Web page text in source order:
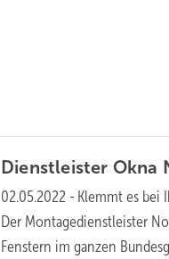
Dienstleister Okna
02.05.2022 - Klemmt es bei
Der Montagedienstleister
Fenstern im ganzen